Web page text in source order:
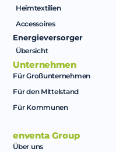
Heimtextilien
Accessoires
Energieversorger
Übersicht
Unternehmen
Für Großunternehmen
Für den Mittelstand
Für Kommunen
enventa Group
Über uns